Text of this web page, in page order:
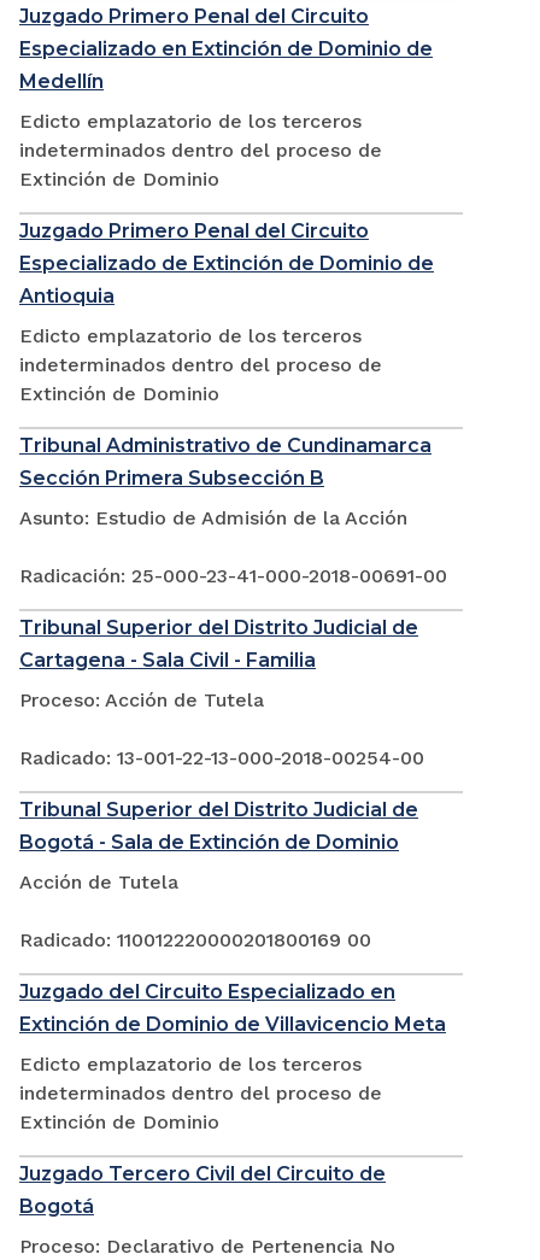
Juzgado Primero Penal del Circuito
Especializado en Extinción de Dominio de
Medellín
Edicto emplazatorio de los terceros
indeterminados dentro del proceso de
Extinción de Dominio
Juzgado Primero Penal del Circuito
Especializado de Extinción de Dominio de
Antioquia
Edicto emplazatorio de los terceros
indeterminados dentro del proceso de
Extinción de Dominio
Tribunal Administrativo de Cundinamarca
Sección Primera Subsección B
Asunto: Estudio de Admisión de la Acción
Radicación: 25-000-23-41-000-2018-00691-00
Tribunal Superior del Distrito Judicial de
Cartagena - Sala Civil - Familia
Proceso: Acción de Tutela
Radicado: 13-001-22-13-000-2018-00254-00
Tribunal Superior del Distrito Judicial de
Bogotá - Sala de Extinción de Dominio
Acción de Tutela
Radicado: 110012220000201800169 00
Juzgado del Circuito Especializado en
Extinción de Dominio de Villavicencio Meta
Edicto emplazatorio de los terceros
indeterminados dentro del proceso de
Extinción de Dominio
Juzgado Tercero Civil del Circuito de
Bogotá
Proceso: Declarativo de Pertenencia No